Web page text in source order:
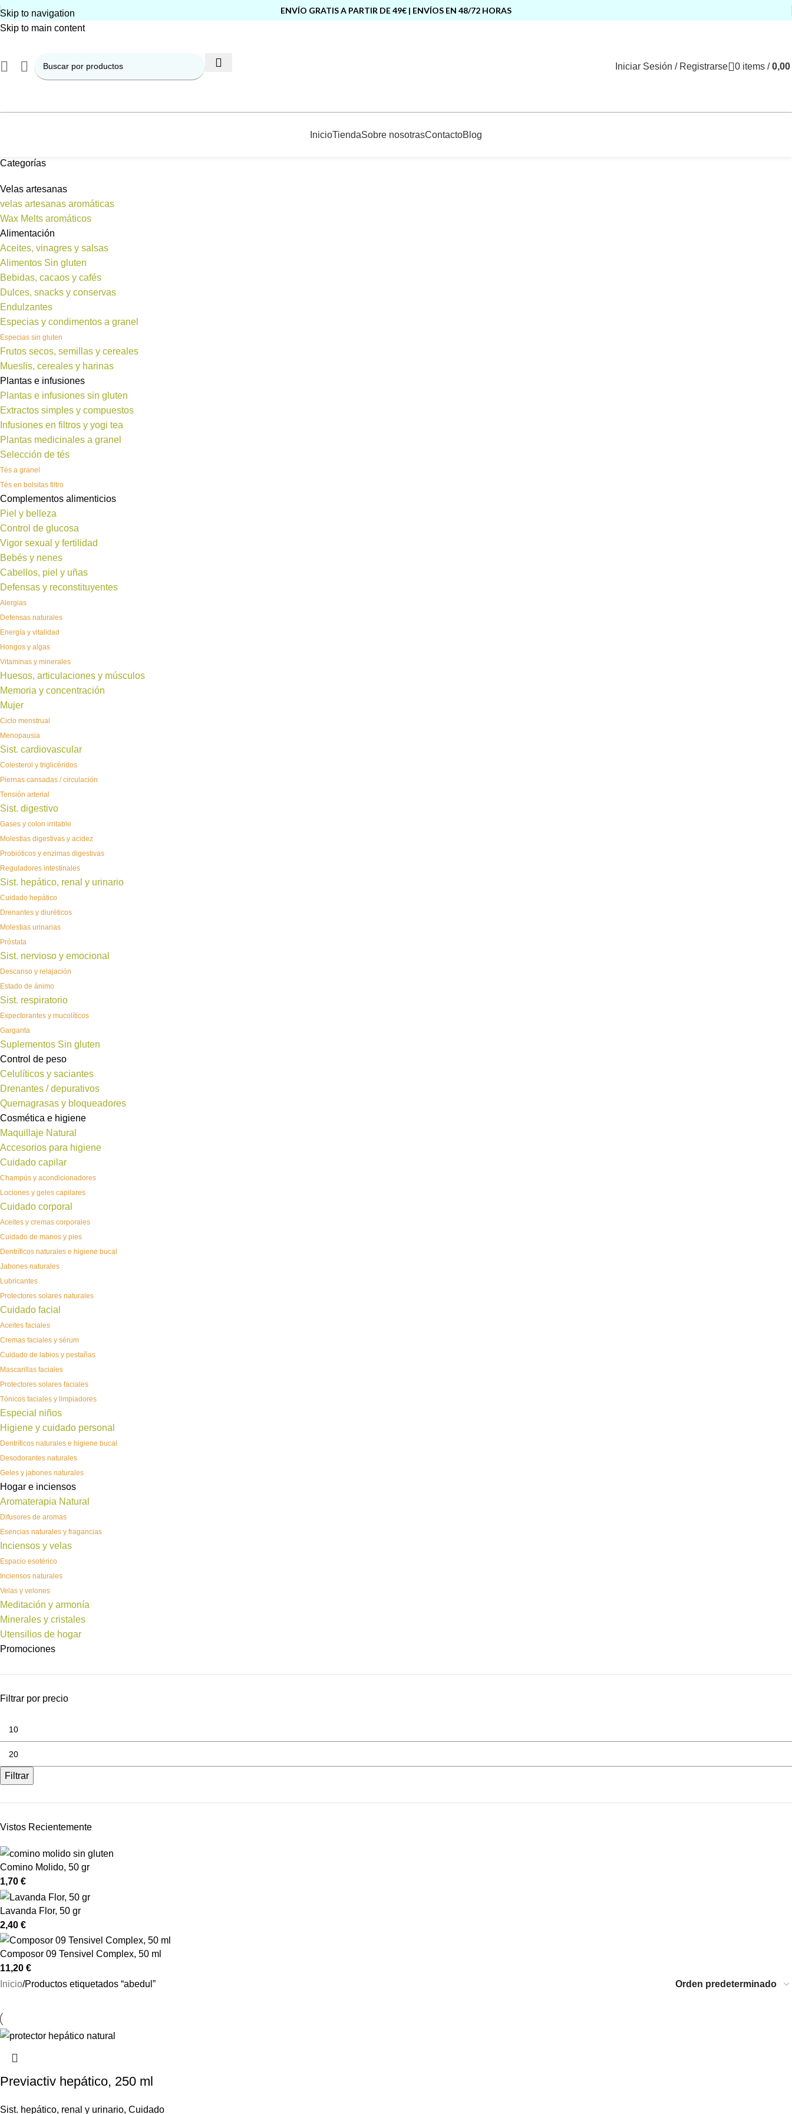
Skip to navigation
Skip to main content
ENVÍO GRATIS A PARTIR DE 49€ | ENVÍOS EN 48/72 HORAS
Iniciar Sesión / Registrarse 0 items / 0,00
InicioTiendaSobre nosotrasContactoBlog
Categorías
Velas artesanas
velas artesanas aromáticas
Wax Melts aromáticos
Alimentación
Aceites, vinagres y salsas
Alimentos Sin gluten
Bebidas, cacaos y cafés
Dulces, snacks y conservas
Endulzantes
Especias y condimentos a granel
Especias sin gluten
Frutos secos, semillas y cereales
Mueslis, cereales y harinas
Plantas e infusiones
Plantas e infusiones sin gluten
Extractos simples y compuestos
Infusiones en filtros y yogi tea
Plantas medicinales a granel
Selección de tés
Tés a granel
Tés en bolsitas filtro
Complementos alimenticios
Piel y belleza
Control de glucosa
Vigor sexual y fertilidad
Bebés y nenes
Cabellos, piel y uñas
Defensas y reconstituyentes
Alergias
Defensas naturales
Energía y vitalidad
Hongos y algas
Vitaminas y minerales
Huesos, articulaciones y músculos
Memoria y concentración
Mujer
Ciclo menstrual
Menopausia
Sist. cardiovascular
Colesterol y triglicéridos
Piernas cansadas / circulación
Tensión arterial
Sist. digestivo
Gases y colon irritable
Molestias digestivas y acidez
Probióticos y enzimas digestivas
Reguladores intestinales
Sist. hepático, renal y urinario
Cuidado hepático
Drenantes y diuréticos
Molestias urinarias
Próstata
Sist. nervioso y emocional
Descanso y relajación
Estado de ánimo
Sist. respiratorio
Expectorantes y mucolíticos
Garganta
Suplementos Sin gluten
Control de peso
Celulíticos y saciantes
Drenantes / depurativos
Quemagrasas y bloqueadores
Cosmética e higiene
Maquillaje Natural
Accesorios para higiene
Cuidado capilar
Champús y acondicionadores
Lociones y geles capilares
Cuidado corporal
Aceites y cremas corporales
Cuidado de manos y pies
Dentríficos naturales e higiene bucal
Jabones naturales
Lubricantes
Protectores solares naturales
Cuidado facial
Aceites faciales
Cremas faciales y sérum
Cuidado de labios y pestañas
Mascarillas faciales
Protectores solares faciales
Tónicos faciales y limpiadores
Especial niños
Higiene y cuidado personal
Dentríficos naturales e higiene bucal
Desodorantes naturales
Geles y jabones naturales
Hogar e inciensos
Aromaterapia Natural
Difusores de aromas
Esencias naturales y fragancias
Inciensos y velas
Espacio esotérico
Inciensos naturales
Velas y velones
Meditación y armonía
Minerales y cristales
Utensilios de hogar
Promociones
Filtrar por precio
Filtrar
Vistos Recientemente
Comino Molido, 50 gr
1,70 €
Lavanda Flor, 50 gr
2,40 €
Composor 09 Tensivel Complex, 50 ml
11,20 €
Inicio Productos etiquetados “abedul”
Previactiv hepático, 250 ml
Sist. hepático, renal y urinario, Cuidado